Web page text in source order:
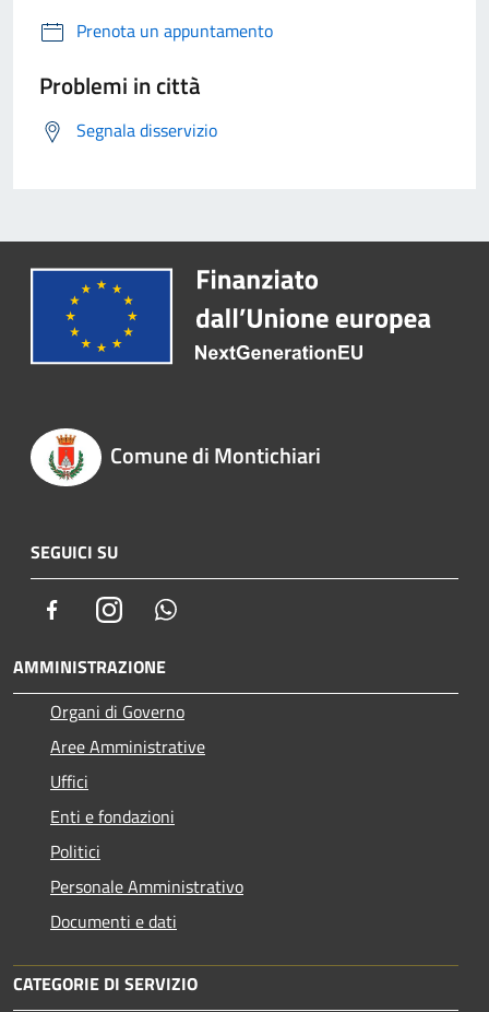
Prenota un appuntamento
Problemi in città
Segnala disservizio
Comune di Montichiari
SEGUICI SU
FacebookInstagram
AMMINISTRAZIONE
Organi di Governo
Aree Amministrative
Uffici
Enti e fondazioni
Politici
Personale Amministrativo
Documenti e dati
CATEGORIE DI SERVIZIO